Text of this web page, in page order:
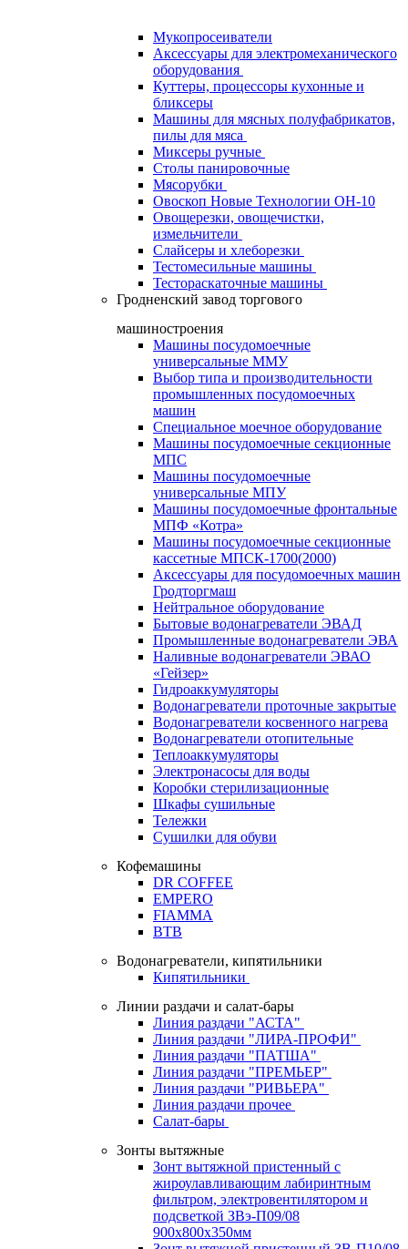
Мукопросеиватели
Аксессуары для электромеханического
оборудования
Куттеры, процессоры кухонные и
бликсеры
Машины для мясных полуфабрикатов,
пилы для мяса
Миксеры ручные
Столы панировочные
Мясорубки
Овоскоп Новые Технологии ОН-10
Овощерезки, овощечистки,
измельчители
Слайсеры и хлеборезки
Тестомесильные машины
Тестораскаточные машины
Гродненский завод торгового
машиностроения
Машины посудомоечные
универсальные ММУ
Выбор типа и производительности
промышленных посудомоечных
машин
Специальное моечное оборудование
Машины посудомоечные секционные
МПС
Машины посудомоечные
универсальные МПУ
Машины посудомоечные фронтальные
МПФ «Котра»
Машины посудомоечные секционные
кассетные МПСК-1700(2000)
Аксессуары для посудомоечных машин
Гродторгмаш
Нейтральное оборудование
Бытовые водонагреватели ЭВАД
Промышленные водонагреватели ЭВА
Наливные водонагреватели ЭВАО
«Гейзер»
Гидроаккумуляторы
Водонагреватели проточные закрытые
Водонагреватели косвенного нагрева
Водонагреватели отопительные
Теплоаккумуляторы
Электронасосы для воды
Коробки стерилизационные
Шкафы сушильные
Тележки
Сушилки для обуви
Кофемашины
DR COFFEE
EMPERO
FIAMMA
BTB
Водонагреватели, кипятильники
Кипятильники
Линии раздачи и салат-бары
Линия раздачи "АСТА"
Линия раздачи "ЛИРА-ПРОФИ"
Линия раздачи "ПАТША"
Линия раздачи "ПРЕМЬЕР"
Линия раздачи "РИВЬЕРА"
Линия раздачи прочее
Салат-бары
Зонты вытяжные
Зонт вытяжной пристенный с
жироулавливающим лабиринтным
фильтром, электровентилятором и
подсветкой ЗВэ-П09/08
900х800х350мм